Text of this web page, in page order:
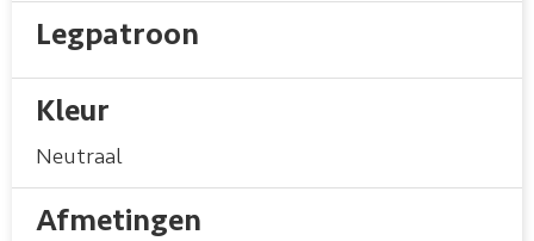
Legpatroon
Kleur
Neutraal
Afmetingen